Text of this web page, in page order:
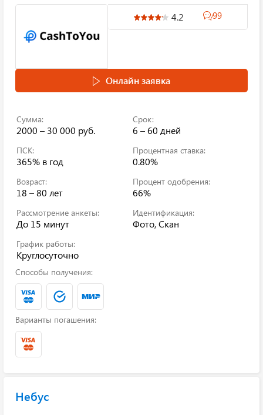
4.2 99
Онлайн заявка
Сумма:
2000 – 30 000 руб.
Срок:
6 – 60 дней
ПСК:
365% в год
Процентная ставка:
0.80%
Возраст:
18 – 80 лет
Процент одобрения:
66%
Рассмотрение анкеты:
До 15 минут
Идентификация:
Фото, Скан
График работы:
Круглосуточно
Способы получения:
Варианты погашения:
Небус